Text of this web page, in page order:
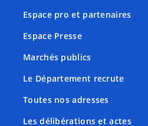
Espace pro et partenaires
Espace Presse
Marchés publics
Le Département recrute
Toutes nos adresses
Les délibérations et actes